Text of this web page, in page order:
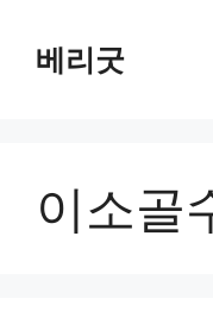
베리굿
이소골